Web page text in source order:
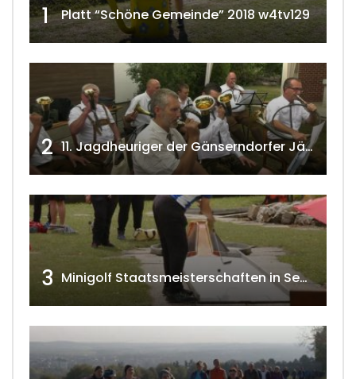
1 Platt “Schöne Gemeinde” 2018 w4tv129
2 11. Jagdheuriger der Gänserndorfer Jäger 2020 w4tv166
3 Minigolf Staatsmeisterschaften in Seefeld-Kadolz w4tv174